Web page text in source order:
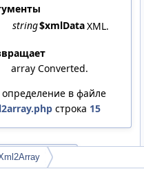
string$xmlDataXML.
array Converted.
в файле
строка 15